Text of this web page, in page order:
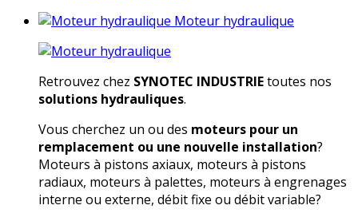
Moteur hydraulique
Retrouvez chez SYNOTEC INDUSTRIEtoutes nos
solutions hydrauliques.
Vous cherchez un ou des moteurs pour un
remplacement ou une nouvelle installation?
Moteurs à pistons axiaux, moteurs à pistons
radiaux, moteurs à palettes, moteurs à engrenages
interne ou externe, débit fixe ou débit variable?